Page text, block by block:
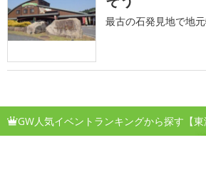
最古の石発見地で地
GW人気イベントランキングから探す【東